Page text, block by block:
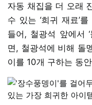
자동 채집을 더 오래
수 있는 ‘희귀 재료’
들어, 철광석 앞에서 ‘
면, 철광석에 비해 돌
이를 10개 구하는 동